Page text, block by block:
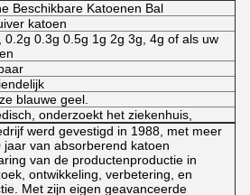
Beschikbare Katoenen Bal
katoen
0.2g 0.3g 0.5g 1g 2g 3g, 4g of als uw
blauwe geel.
onderzoekt het ziekenhuis,
werd gevestigd in 1988, met meer
jaar van absorberend katoen
van de productenproductie in
ontwikkeling, verbetering, en
Met zijn eigen geavanceerde